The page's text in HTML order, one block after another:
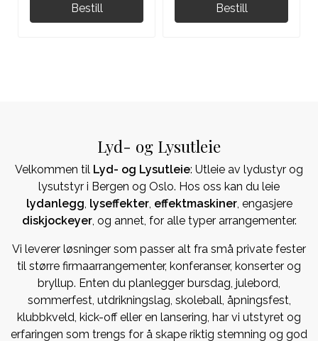
Bestill Bestill
Lyd- og Lysutleie
Velkommen til Lyd- og Lysutleie: Utleie av lydustyr og
lysutstyr i Bergen og Oslo. Hos oss kan du leie
lydanlegg, lyseffekter, effektmaskiner, engasjere
diskjockeyer, og annet, for alle typer arrangementer.
Vi leverer løsninger som passer alt fra små private fester
til større firmaarrangementer, konferanser, konserter og
bryllup. Enten du planlegger bursdag, julebord,
sommerfest, utdrikningslag, skoleball, åpningsfest,
klubbkveld, kick-off eller en lansering, har vi utstyret og
erfaringen som trengs for å skape riktig stemning og god